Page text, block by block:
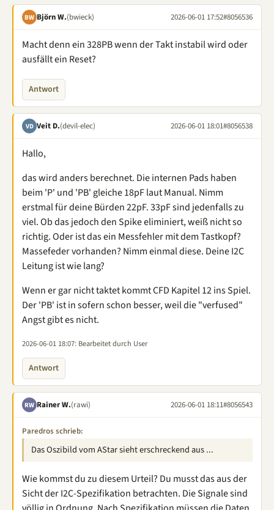
BW Björn W.(bwieck) 2026-06-01 17:52#8056536
Macht denn ein 328PB wenn der Takt instabil wird oder
ausfällt ein Reset?
Antwort
VD Veit D.(devil-elec) 2026-06-01 18:01#8056538
Hallo,
das wird anders berechnet. Die internen Pads haben
beim 'P' und 'PB' gleiche 18pF laut Manual. Nimm
erstmal für deine Bürden 22pF. 33pF sind jedenfalls zu
viel. Ob das jedoch den Spike eliminiert, weiß nicht so
richtig. Oder ist das ein Messfehler mit dem Tastkopf?
Massefeder vorhanden? Nimm einmal diese. Deine I2C
Leitung ist wie lang?
Wenn er gar nicht taktet kommt CFD Kapitel 12 ins Spiel.
Der 'PB' ist in sofern schon besser, weil die "verfused"
Angst gibt es nicht.
2026-06-01 18:07: Bearbeitet durch User
Antwort
RW Rainer W.(rawi) 2026-06-01 18:11#8056543
Paredros schrieb:
Das Oszibild vom AStar sieht erschreckend aus ...
Wie kommst du zu diesem Urteil? Du musst das aus der
Sicht der I2C-Spezifikation betrachten. Die Signale sind